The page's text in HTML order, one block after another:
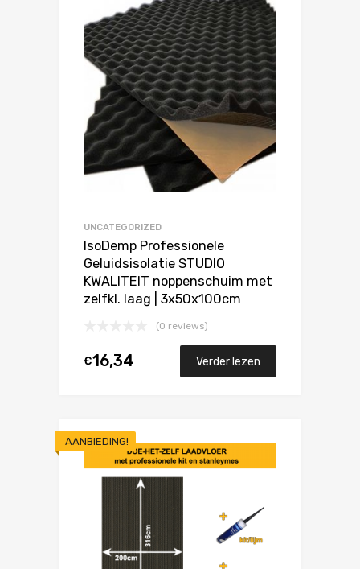
UNCATEGORIZED
IsoDemp Professionele
Geluidsisolatie STUDIO
KWALITEIT noppenschuim met
zelfkl. laag | 3x50x100cm
(0 reviews)
€16,34 Verder lezen
AANBIEDING!